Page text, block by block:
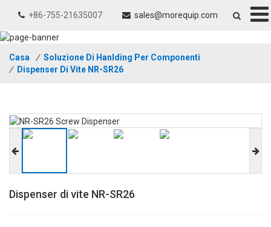
+86-755-21635007 sales@morequip.com
Casa / Soluzione Di Hanlding Per Componenti
/
Dispenser Di Vite NR-SR26
Dispenser di vite NR-SR26